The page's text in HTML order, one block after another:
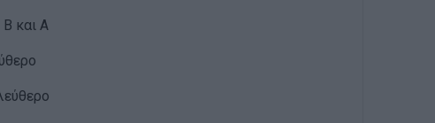
και Α